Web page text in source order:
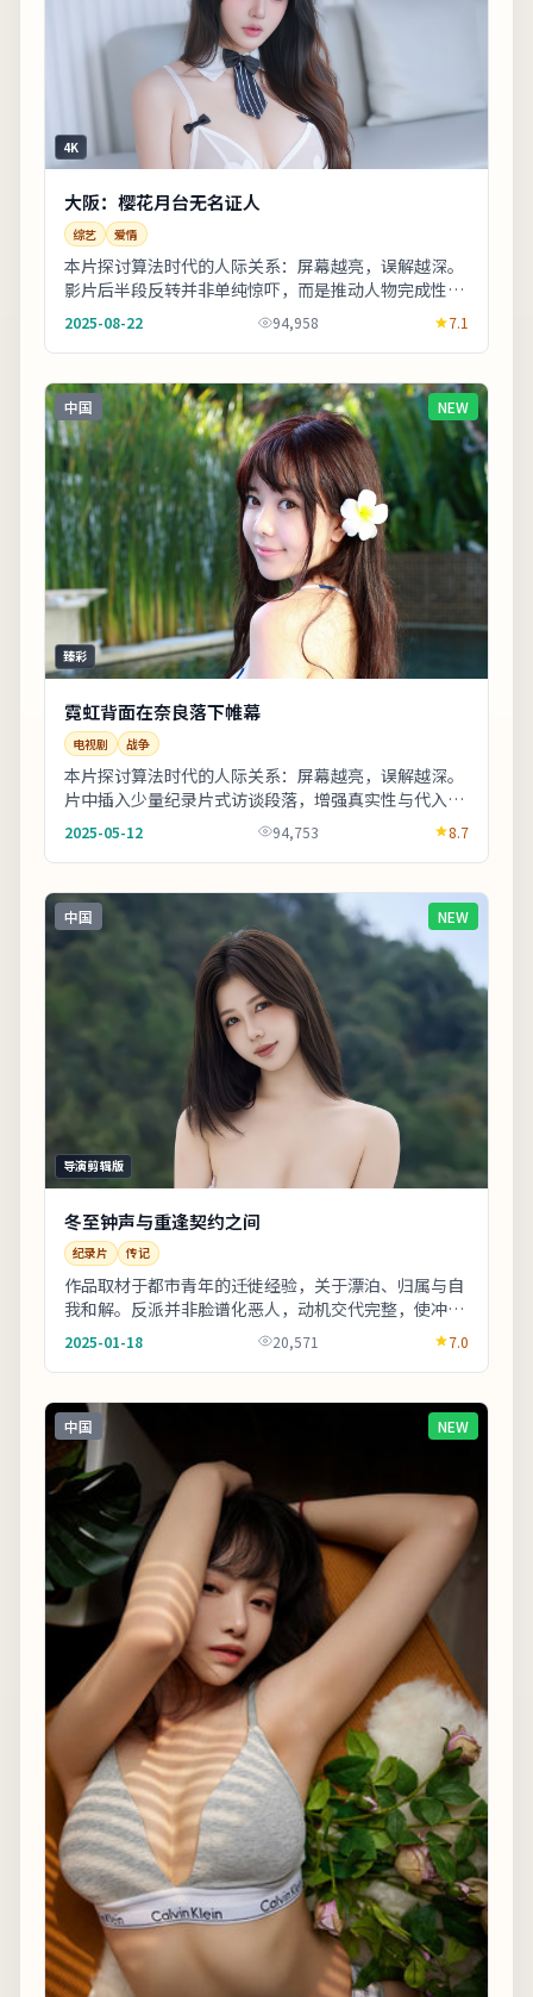
4K
大阪：樱花月台无名证人
综艺 爱情
本片探讨算法时代的人际关系：屏幕越亮，误解越深。
影片后半段反转并非单纯惊吓，而是推动人物完成性格
蜕变。影片中出现的地标多为实景拍摄，旅行爱好者
2025-08-22 94,958 7.1
中国 NEW
臻彩
霓虹背面在奈良落下帷幕
电视剧 战争
本片探讨算法时代的人际关系：屏幕越亮，误解越深。
片中插入少量纪录片式访谈段落，增强真实性与代入
感。整体来看，这是一部类型元素清晰、人物动机可信
的...
2025-05-12 94,753 8.7
中国 NEW
导演剪辑版
冬至钟声与重逢契约之间
纪录片 传记
作品取材于都市青年的迁徙经验，关于漂泊、归属与自
我和解。反派并非脸谱化恶人，动机交代完整，使冲突
更具现实刺痛感。剧情信息与人物关系可在二刷时解
锁...
2025-01-18 20,571 7.0
中国 NEW